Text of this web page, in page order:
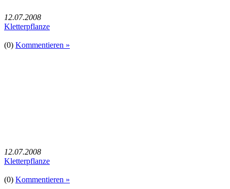
12.07.2008
Kletterpflanze
(0) Kommentieren »
12.07.2008
Kletterpflanze
(0) Kommentieren »